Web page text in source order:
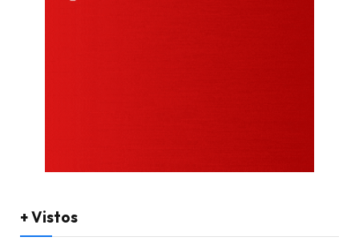
+ Vistos